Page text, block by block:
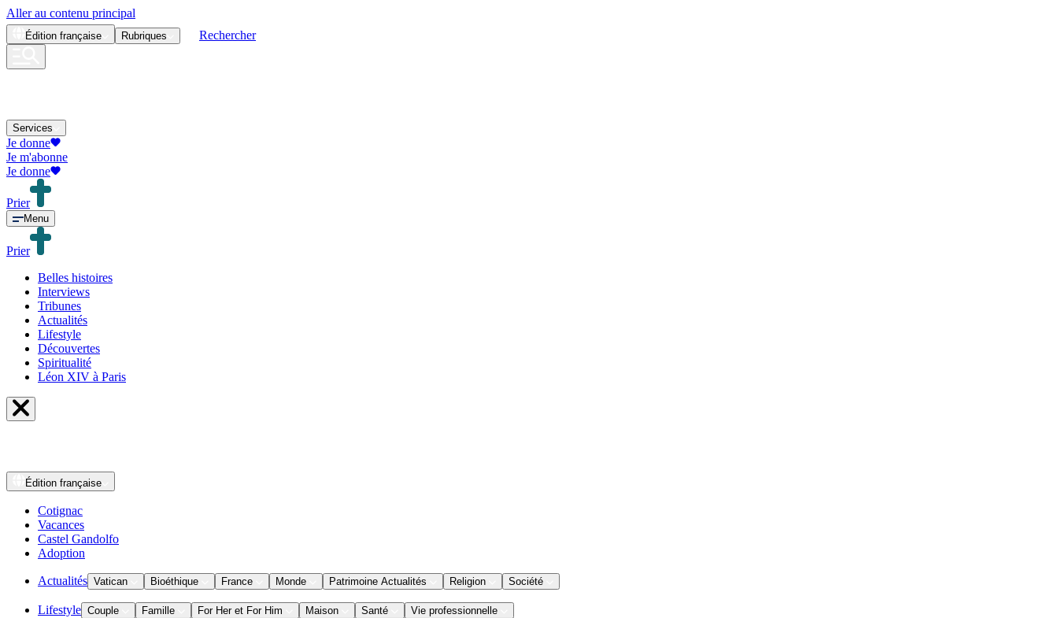
Aller au contenu principal
Édition française Rubriques Rechercher
Services
Je donne
Je m'abonne
Je donne
Prier
Menu
Prier
Belles histoires
Interviews
Tribunes
Actualités
Lifestyle
Découvertes
Spiritualité
Léon XIV à Paris
Édition française
Cotignac
Vacances
Castel Gandolfo
Adoption
Actualités Vatican Bioéthique France Monde Patrimoine Actualités Religion Société
Lifestyle Couple Famille For Her et For Him Maison Santé Vie professionnelle